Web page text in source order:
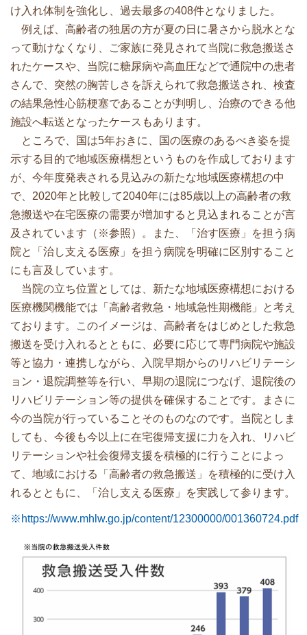
け入れ体制を強化し、過去最多の408件となりました。
例えば、高齢者の独居の方が夏の日に暑さから脱水とな
って動けなくなり、ご家族に発見されて当院に救急搬送さ
れたケースや、当院に糖尿病や高血圧などで通院中の患者
さんで、突然の胸苦しさを訴えられて救急搬送され、検査
の結果急性心筋梗塞であることが判明し、治療のできる他
施設へ転送となったケースもあります。
ところで、国は5年おきに、国の医療のあるべき姿を提
示する目的で地域医療構想というものを作成しております
が、今年度発表される見込みの新たな地域医療構想の中
で、2020年と比較して2040年には85歳以上の高齢者の救
急搬送や在宅医療の需要が増加すると見込まれることが言
及されています（※参照）。また、「治す医療」を担う病
院と「治し支える医療」を担う病院を明確に区別すること
にも言及しています。
当院の立ち位置としては、新たな地域医療構想における
医療機関機能では「高齢者救急・地域急性期機能」と考え
ております。このイメージは、高齢者をはじめとした救急
搬送を受け入れるとともに、必要に応じて専門病院や施設
等と協力・連携しながら、入院早期からのリハビリテーシ
ョン・退院調整等を行い、早期の退院につなげ、退院後の
リハビリテーション等の提供を確保することです。まさに
今の当院が行っていることそのものなのです。当院としま
しても、今後も今以上に在宅復帰支援に力を入れ、リハビ
リテーションや社会復帰支援を積極的に行うことによっ
て、地域における「高齢者の救急搬送」を積極的に受け入
れるとともに、「治し支える医療」を実践して参ります。
※https://www.mhlw.go.jp/content/12300000/001360724.pdf